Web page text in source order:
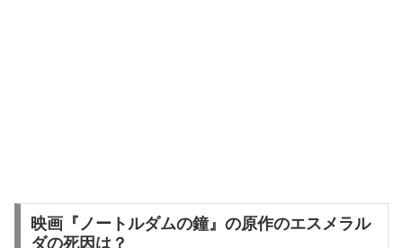
映画『ノートルダムの鐘』の原作のエスメラル
ダの死因は？